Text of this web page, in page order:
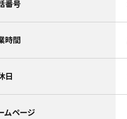
番号
時間
日
ムページ